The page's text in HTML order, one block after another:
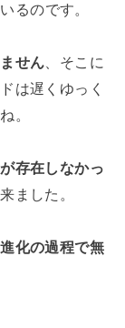
るのです。
せん 、そこに
は遅くゆっく
。
存在しなかっ
ました。
進化の過程で無